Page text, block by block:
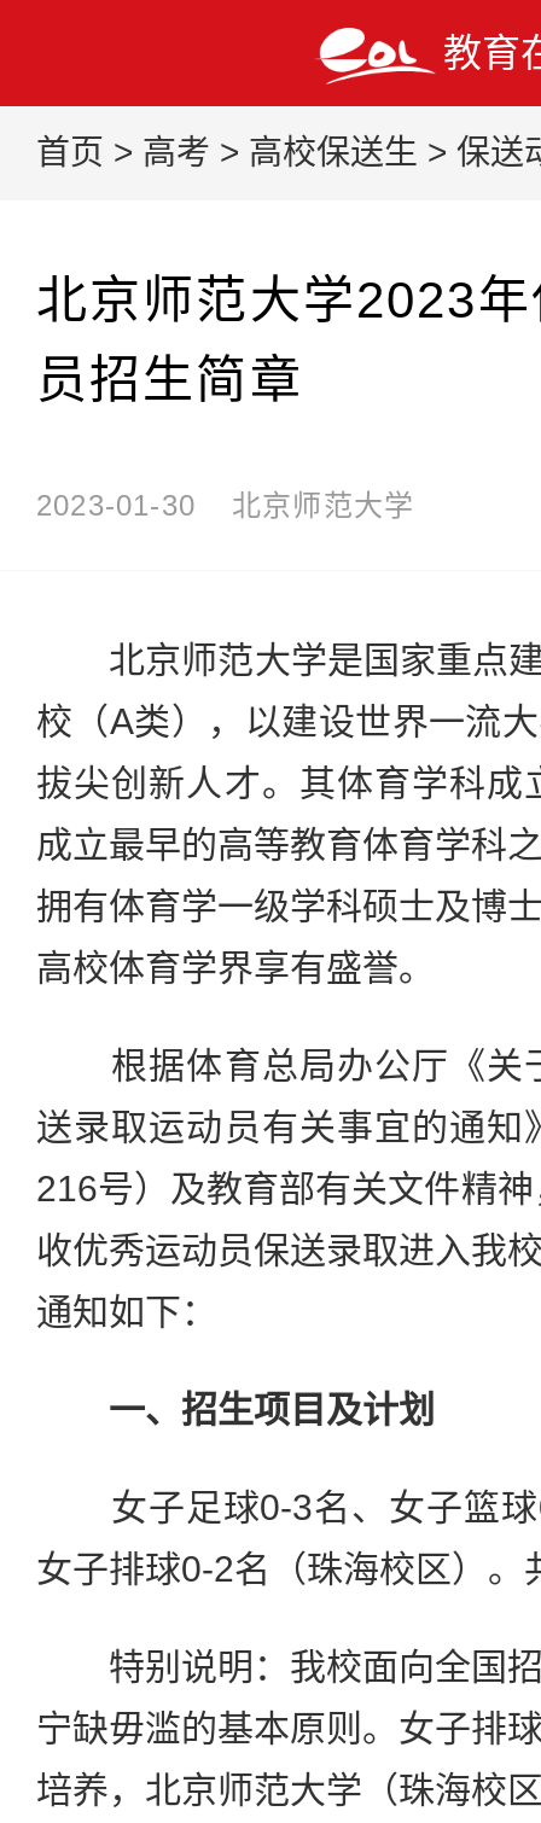
教育
首页 > 高考 > 高校保送生 > 保送
北京师范大学2023
员招生简章
2023-01-30 北京师范大学
北京师范大学是国家重点建
校（A类），以建设世界一流
拔尖创新人才。其体育学科成
成立最早的高等教育体育学科
拥有体育学一级学科硕士及博
高校体育学界享有盛誉。
根据体育总局办公厅《关
送录取运动员有关事宜的通知
216号）及教育部有关文件精
收优秀运动员保送录取进入我
通知如下：
一、招生项目及计划
女子足球0-3名、女子篮球
女子排球0-2名（珠海校区）。
特别说明：我校面向全国招
宁缺毋滥的基本原则。女子排
培养，北京师范大学（珠海校